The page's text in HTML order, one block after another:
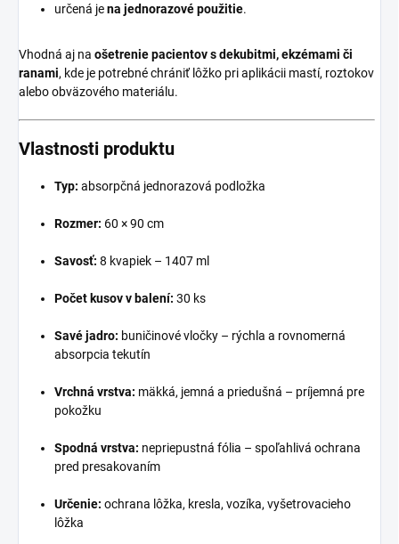
určená jena jednorazové použitie.
Vhodná aj na ošetrenie pacientov s dekubitmi, ekzémami či
ranami, kde je potrebné chrániť lôžko pri aplikácii mastí, roztokov
alebo obväzového materiálu.
Vlastnosti produktu
Typ: absorpčná jednorazová podložka
Rozmer: 60 × 90 cm
Savosť: 8 kvapiek – 1407 ml
Počet kusov v balení: 30 ks
Savé jadro: buničinové vločky – rýchla a rovnomerná
absorpcia tekutín
Vrchná vrstva: mäkká, jemná a priedušná – príjemná pre
pokožku
Spodná vrstva: nepriepustná fólia – spoľahlivá ochrana
pred presakovaním
Určenie: ochrana lôžka, kresla, vozíka, vyšetrovacieho
lôžka